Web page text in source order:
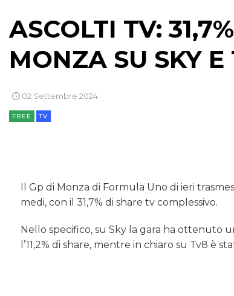
ASCOLTI TV:
MONZA SU SKY E
02 Settembre 2024
FREE TV
Il Gp di Monza di Formula Uno di ieri
medi, con il 31,7% di share tv complessivo.
Nello specifico, su Sky la gara ha ottenuto
l’11,2% di share, mentre in chiaro su Tv8 è